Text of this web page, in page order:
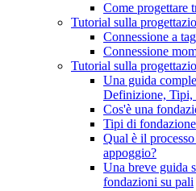
Come progettare
Tutorial sulla
Connessione a
Connessione
Tutorial sulla
Una guida
Definizione, Tipi,
Cos'è una
Tipi di
Qual è il
appoggio?
Una breve guida
fondazioni su pali